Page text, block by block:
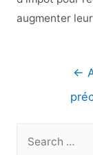
augmenter
l’article
←